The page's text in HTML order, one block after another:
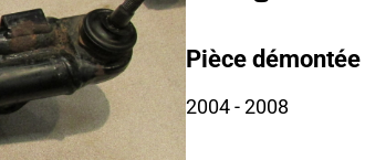
Pièce
2004- 2008